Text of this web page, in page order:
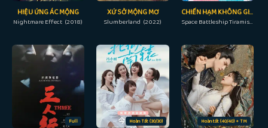
HIỆU ỨNG ÁC MỘNG
Nightmare Effect (2018)
XỨ SỞ MỘNG MƠ
Slumberland (2022)
CHIẾN HẠM KHÔNG GIAN TIRAMISU
Space Battleship Tiramisu (2017)
Full Hoàn Tất (30/30) Hoàn tất (40/40) + TM